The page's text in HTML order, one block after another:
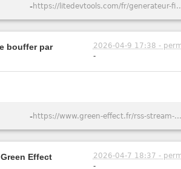
- https://
bouffer par
2026-04-9 17:38 -
-
- https://www.green-effect.fr/rss-stream-suivre-des-videos-youtube-et-peertube-sans-se-faire-bouffer-par-l-algo
Effect
2026-04-7 18:37 -
-